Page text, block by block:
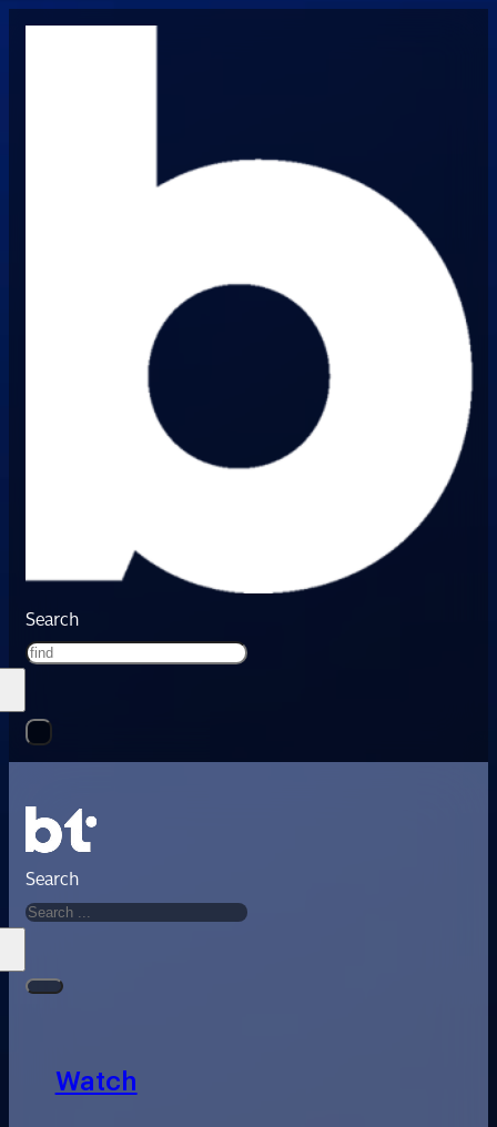
Search
Search
Watch